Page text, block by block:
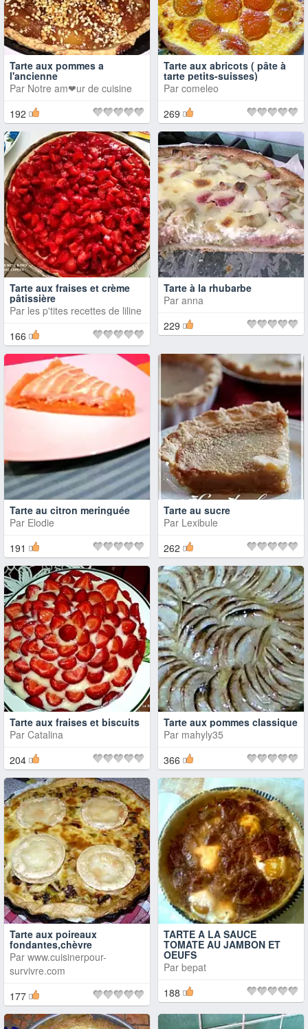
Tarte aux pommes a
l'ancienne
Par Notre am❤ur de cuisine
192
Tarte aux abricots ( pâte à
tarte petits-suisses)
Par comeleo
269
Tarte aux fraises et crème
pâtissière
Par les p'tites recettes de liline
166
Tarte à la rhubarbe
Par anna
229
Tarte au citron meringuée
Par Elodie
191
Tarte au sucre
Par Lexibule
262
Tarte aux fraises et biscuits
Par Catalina
204
Tarte aux pommes classique
Par mahyly35
366
Tarte aux poireaux
fondantes,chèvre
Par www.cuisinerpour-
survivre.com
177
TARTE A LA SAUCE
TOMATE AU JAMBON ET
OEUFS
Par bepat
188